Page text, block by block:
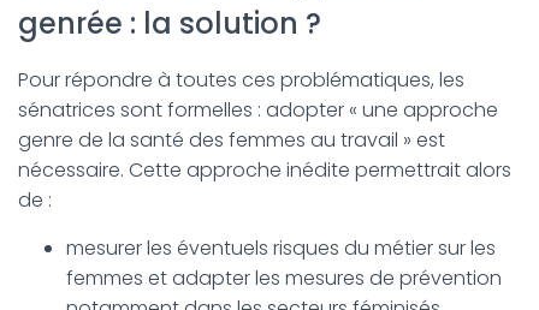
genrée : la solution ?
Pour répondre à toutes ces problématiques, les
sénatrices sont formelles : adopter « une approche
genre de la santé des femmes au travail » est
nécessaire. Cette approche inédite permettrait alors
de :
mesurer les éventuels risques du métier sur les
femmes et adapter les mesures de prévention